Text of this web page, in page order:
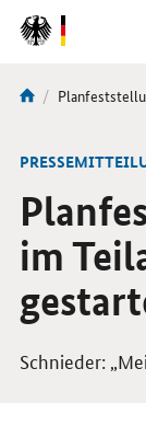
DirektZu:
Navigation
Sie
hier:
Aktuelle
im
Schnieder: